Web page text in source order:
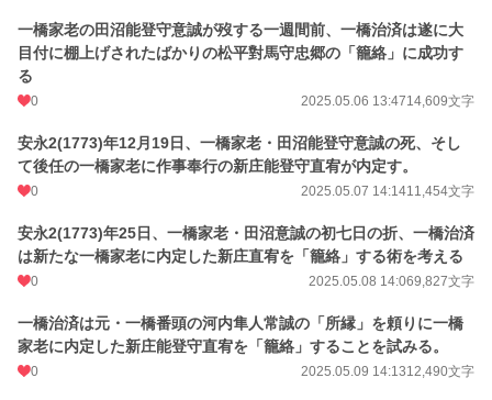
一橋家老の田沼能登守意誠が歿する一週間前、一橋治済は遂に大
目付に棚上げされたばかりの松平對馬守忠郷の「籠絡」に成功す
る
0 2025.05.06 13:4714,609文字
安永2(1773)年12月19日、一橋家老・田沼能登守意誠の死、そし
て後任の一橋家老に作事奉行の新庄能登守直宥が内定す。
0 2025.05.07 14:1411,454文字
安永2(1773)年25日、一橋家老・田沼意誠の初七日の折、一橋治済
は新たな一橋家老に内定した新庄直宥を「籠絡」する術を考える
0 2025.05.08 14:069,827文字
一橋治済は元・一橋番頭の河内隼人常誠の「所縁」を頼りに一橋
家老に内定した新庄能登守直宥を「籠絡」することを試みる。
0 2025.05.09 14:1312,490文字